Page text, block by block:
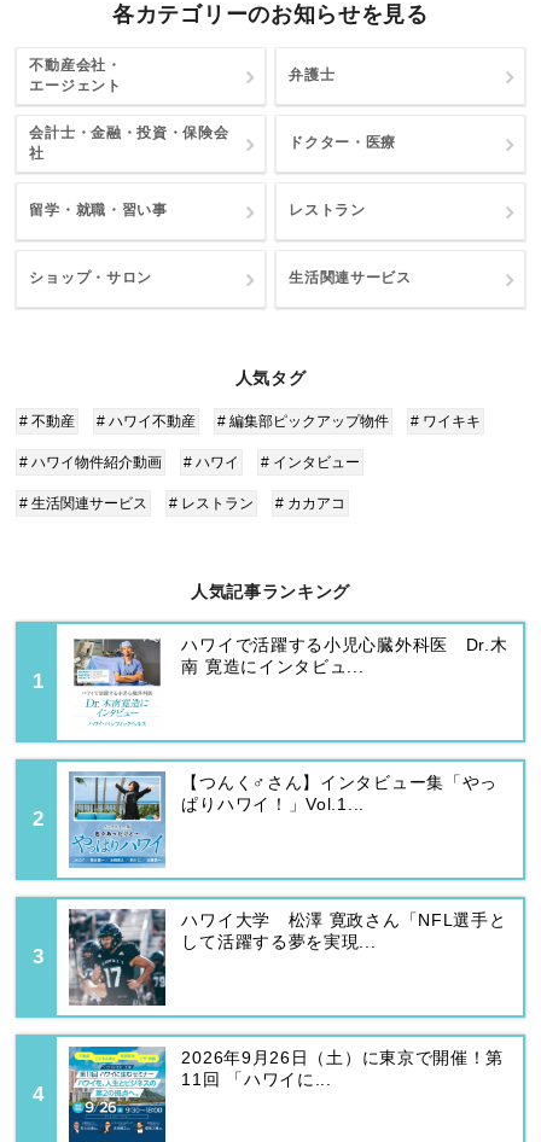
各カテゴリーのお知らせを見る
不動産会社・
エージェント
弁護士
会計士・金融・投資・保険会
社
ドクター・医療
留学・就職・習い事 レストラン
ショップ・サロン 生活関連サービス
人気タグ
# 不動産 # ハワイ不動産 # 編集部ピックアップ物件 # ワイキキ
# ハワイ物件紹介動画 # ハワイ # インタビュー
# 生活関連サービス # レストラン # カカアコ
人気記事ランキング
ハワイで活躍する小児心臓外科医 Dr.木
南 寛造にインタビュ...
【つんく♂さん】インタビュー集「やっ
ぱりハワイ！」Vol.1...
ハワイ大学 松澤 寛政さん「NFL選手と
して活躍する夢を実現...
2026年9月26日（土）に東京で開催！第
11回 「ハワイに...